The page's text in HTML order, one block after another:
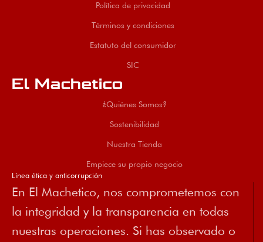
Política de privacidad
Términos y condiciones
Estatuto del consumidor
SIC
El Machetico
¿Quiénes Somos?
Sostenibilidad
Nuestra Tienda
Empiece su propio negocio
Línea ética y anticorrupción
En El Machetico, nos comprometemos con
la integridad y la transparencia en todas
nuestras operaciones. Si has observado o